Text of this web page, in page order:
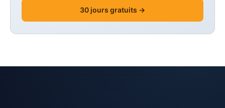
30 jours gratuits →